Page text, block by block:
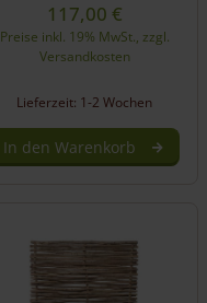
117,00 €
Preise inkl. 19% MwSt., zzgl.
Versandkosten
Lieferzeit: 1-2 Wochen
In den Warenkorb